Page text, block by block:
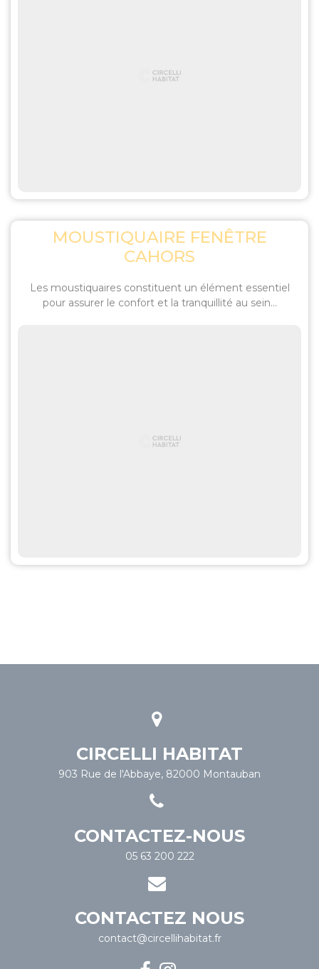
MOUSTIQUAIRE FENÊTRE
CAHORS
Les moustiquaires constituent un élément essentiel
pour assurer le confort et la tranquillité au sein...
CIRCELLI HABITAT
903 Rue de l'Abbaye, 82000 Montauban
CONTACTEZ-NOUS
05 63 200 222
CONTACTEZ NOUS
contact@circellihabitat.fr